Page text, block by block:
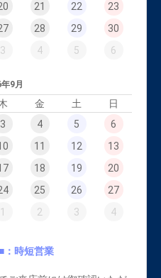
21 22
23
28 29
30
3 4 5 6
9月
金 土
日
3 4 5
6
11 12
13
18 19
20
25 26
27
1 2 3 4
■：時短営業